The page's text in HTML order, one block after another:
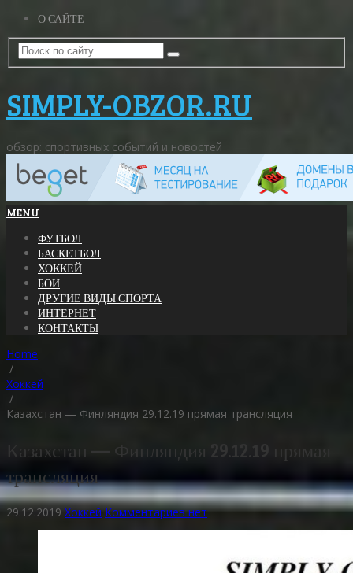
О САЙТЕ
SIMPLY-OBZOR.RU
обзор: спортивных событий и новостей
MENU
ФУТБОЛ
БАСКЕТБОЛ
ХОККЕЙ
БОИ
ДРУГИЕ ВИДЫ СПОРТА
ИНТЕРНЕТ
КОНТАКТЫ
Home
/
Хоккей
/
Казахстан — Финляндия 29.12.19 прямая трансляция
Казахстан — Финляндия 29.12.19 прямая
трансляция
29.12.2019 Хоккей Комментариев нет